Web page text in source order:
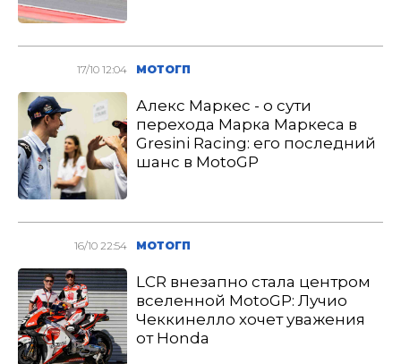
17/10 12:04 МОТОГП
Алекс Маркес - о сути
перехода Марка Маркеса в
Gresini Racing: его последний
шанс в MotoGP
16/10 22:54 МОТОГП
LCR внезапно стала центром
вселенной MotoGP: Лучио
Чеккинелло хочет уважения
от Honda